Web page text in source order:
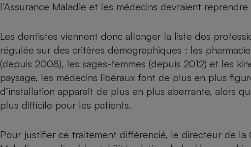
l’Assurance Maladie et les médecins devraient
Les dentistes viennent donc allonger la liste des
régulée sur des critères démographiques : les
(depuis 2008), les sages-femmes (depuis 2012) et les
paysage, les médecins libéraux font de plus en plus
d’installation apparaît de plus en plus aberrante, alors
plus difficile pour les patients.
Pour justifier ce traitement différencié, le directeur de la
Climatiseur -
Ventilateur
Antivirus
Ventilateur